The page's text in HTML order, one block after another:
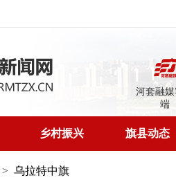
河套融
端
乡村振兴 旗县动态
> 乌拉特中旗